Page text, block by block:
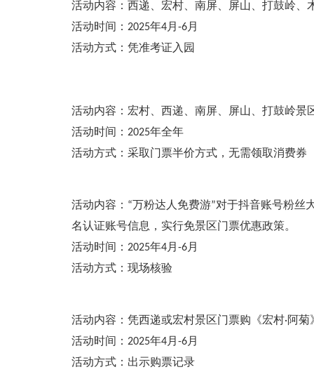
活动内容：西递、宏村、南屏、屏山、打鼓岭、
活动时间：2025年4月-6月
活动方式：凭准考证入园
活动内容：宏村、西递、南屏、屏山、打鼓岭景
活动时间：2025年全年
活动方式：采取门票半价方式，无需领取消费券
活动内容：“万粉达人免费游”对于抖音账号粉丝
名认证账号信息，实行免景区门票优惠政策。
活动时间：2025年4月-6月
活动方式：现场核验
活动内容：凭西递或宏村景区门票购《宏村·阿菊
活动时间：2025年4月-6月
活动方式：出示购票记录